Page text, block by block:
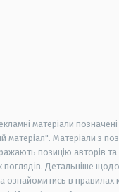
матеріали
матеріал". Матеріали з
позицію авторів
поглядів. Детальніше
ознайомитись в правилах